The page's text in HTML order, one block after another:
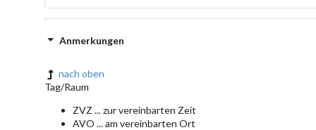
Anmerkungen
nach oben
Tag/Raum
ZVZ ... zur vereinbarten Zeit
AVO ... am vereinbarten Ort